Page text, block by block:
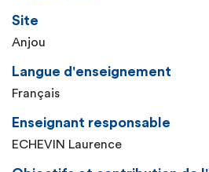
Site
Anjou
Langue d'enseignement
Français
Enseignant responsable
ECHEVIN Laurence